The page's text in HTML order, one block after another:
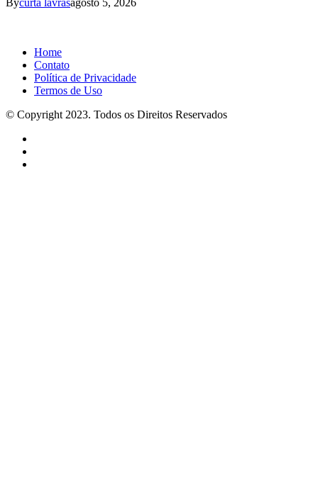
Home
Contato
Política de Privacidade
Termos de Uso
© Copyright 2023. Todos os Direitos Reservados